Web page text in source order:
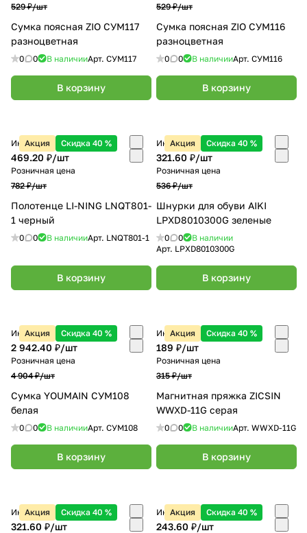
529 ₽/шт
Сумка поясная ZIO СУМ117
разноцветная
0 0 В наличииАрт. СУМ117
В корзину
529 ₽/шт
Сумка поясная ZIO СУМ116
разноцветная
0 0 В наличииАрт. СУМ116
В корзину
Акция Скидка 40 %
Интернет-магазин
469.20 ₽/шт
Розничная цена
782 ₽/шт
Полотенце LI-NING LNQT801-
1 черный
0 0 В наличииАрт. LNQT801-1
В корзину
Акция Скидка 40 %
Интернет-магазин
321.60 ₽/шт
Розничная цена
536 ₽/шт
Шнурки для обуви AIKI
LPXD8010300G зеленые
0 0
В наличии
Арт. LPXD8010300G
В корзину
Акция Скидка 40 %
Интернет-магазин
2 942.40 ₽/шт
Розничная цена
4 904 ₽/шт
Сумка YOUMAIN СУМ108
белая
0 0 В наличииАрт. СУМ108
В корзину
Акция Скидка 40 %
Интернет-магазин
189 ₽/шт
Розничная цена
315 ₽/шт
Магнитная пряжка ZICSIN
WWXD-11G серая
0 0 В наличииАрт. WWXD-11G
В корзину
Акция Скидка 40 %
Интернет-магазин
321.60 ₽/шт
Акция Скидка 40 %
Интернет-магазин
243.60 ₽/шт